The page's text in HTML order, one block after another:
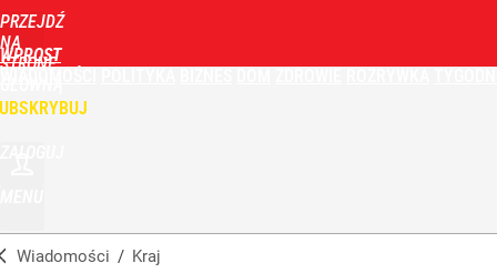
PRZEJDŹ
NA
STRONĘ
WPROST
Wiadomości / Kraj